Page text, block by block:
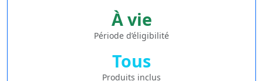
À vie
Période d’éligibilité
Tous
Produits inclus